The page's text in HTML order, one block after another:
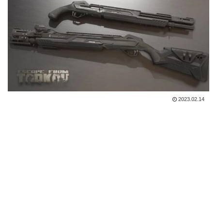
2023.02.14